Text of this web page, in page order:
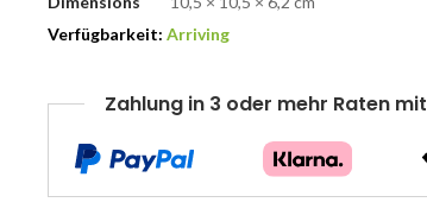
Verfügbarkeit: Arriving
Zahlung in 3 oder mehr Raten mit